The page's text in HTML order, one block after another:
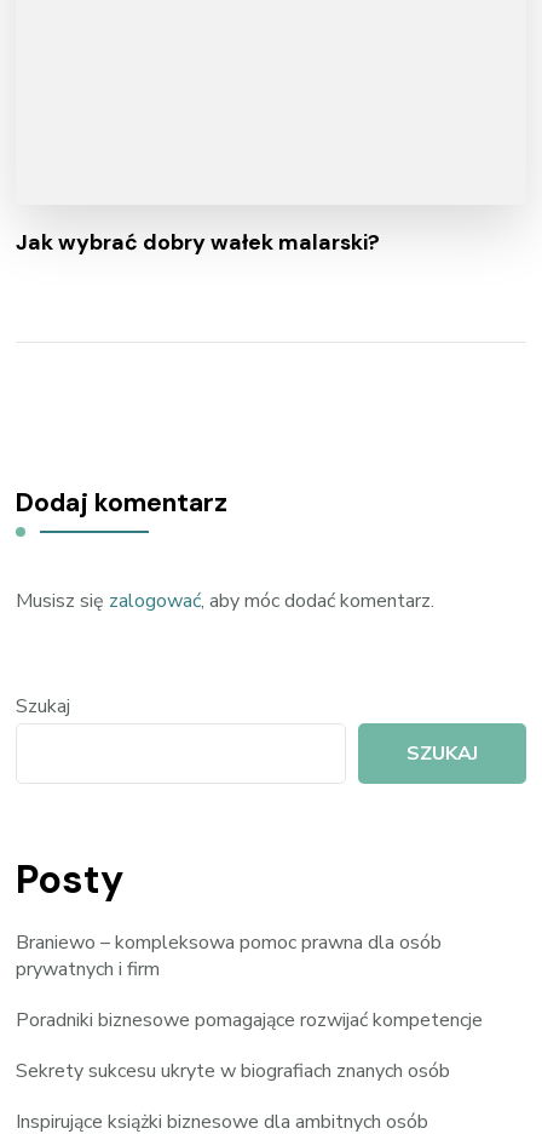
Jak wybrać dobry wałek malarski?
Dodaj komentarz
Musisz się zalogować, aby móc dodać komentarz.
Szukaj
SZUKAJ
Posty
Braniewo – kompleksowa pomoc prawna dla osób
prywatnych i firm
Poradniki biznesowe pomagające rozwijać kompetencje
Sekrety sukcesu ukryte w biografiach znanych osób
Inspirujące książki biznesowe dla ambitnych osób